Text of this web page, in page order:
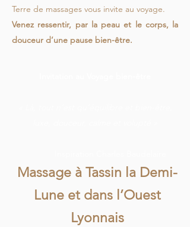
Terre de massages vous invite au voyage.
Venez ressentir, par la peau et le corps, la
douceur d’une pause bien-être.
Massage à Tassin la Demi-
Lune et dans l’Ouest
Lyonnais